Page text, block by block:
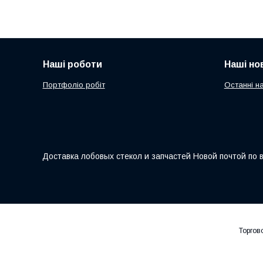
Наші роботи
Портфоліо робіт
Наші
Останні
Доставка лобовых стекол и запчастей Новой почтой по